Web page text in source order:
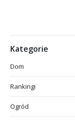
Kategorie
Dom
Rankingi
Ogród